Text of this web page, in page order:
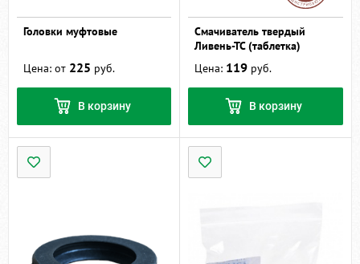
Головки муфтовые
Цена: от 225 руб.
В корзину
Смачиватель твердый
Ливень-ТС (таблетка)
Цена: 119 руб.
В корзину